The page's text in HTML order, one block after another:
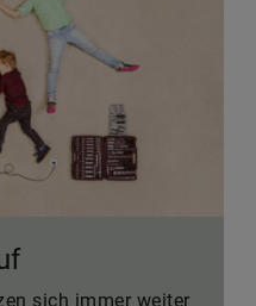
sich immer weiter